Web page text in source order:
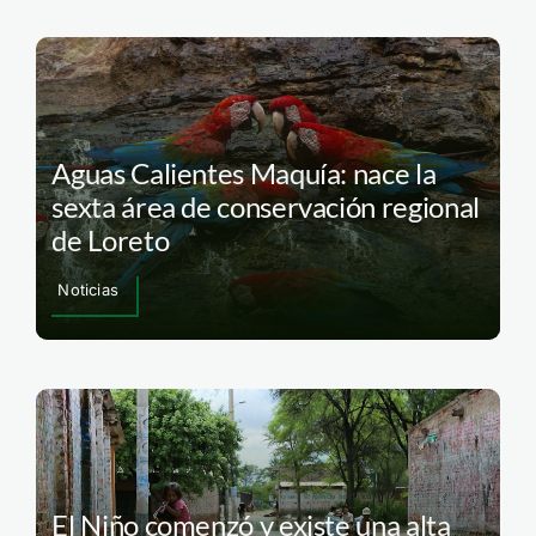
Aguas Calientes Maquía: nace la
sexta área de conservación regional
de Loreto
Noticias
El Niño comenzó y existe una alta